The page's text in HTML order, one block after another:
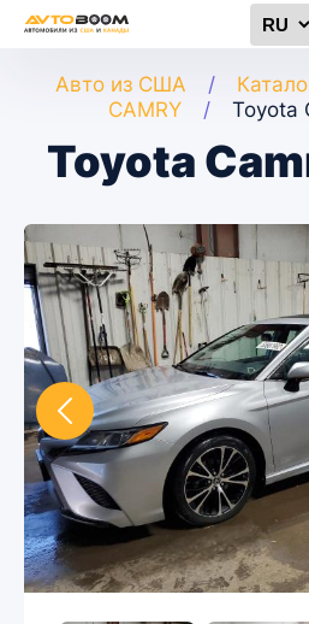
Авто из США
CAMRY
Toyota
Toyota